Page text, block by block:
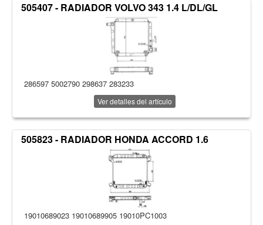
505407 - RADIADOR VOLVO 343 1.4 L/DL/GL
286597 5002790 298637 283233
Ver detalles del artículo
505823 - RADIADOR HONDA ACCORD 1.6
19010689023 19010689905 19010PC1003